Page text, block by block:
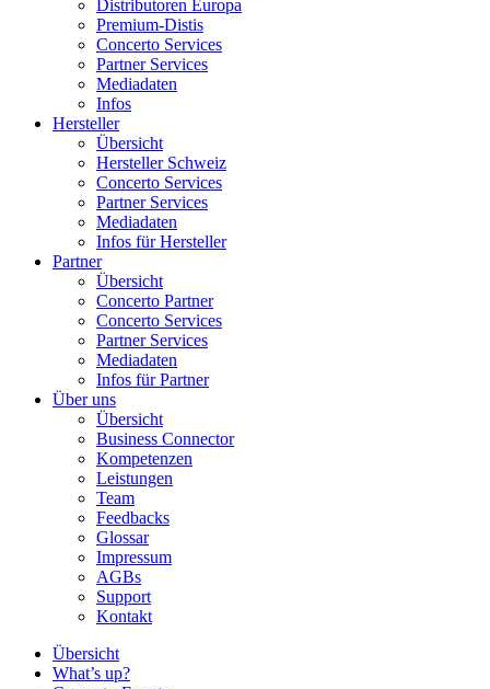
Distributoren Europa
Premium-Distis
Concerto Services
Partner Services
Mediadaten
Infos
Hersteller
Übersicht
Hersteller Schweiz
Concerto Services
Partner Services
Mediadaten
Infos für Hersteller
Partner
Übersicht
Concerto Partner
Concerto Services
Partner Services
Mediadaten
Infos für Partner
Über uns
Übersicht
Business Connector
Kompetenzen
Leistungen
Team
Feedbacks
Glossar
Impressum
AGBs
Support
Kontakt
Übersicht
What’s up?